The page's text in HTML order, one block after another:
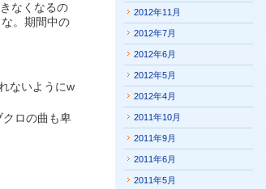
なくなるの
。期間中の
ないようにw
ロの曲も卑
2012年11月
2012年7月
2012年6月
2012年5月
2012年4月
2011年10月
2011年9月
2011年6月
2011年5月